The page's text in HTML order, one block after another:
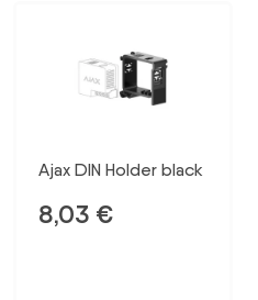
Ajax DIN Holder black
8,03 €